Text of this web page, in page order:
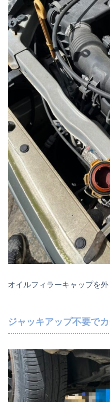
オイルフィラーキャップを外
ジャッキアップ不要で